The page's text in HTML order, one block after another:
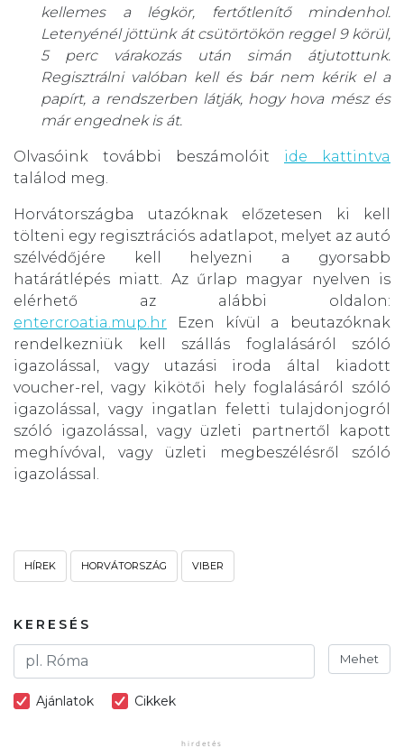
kellemes a légkör, fertőtlenítő mindenhol.
Letenyénél jöttünk át csütörtökön reggel 9 körül,
5 perc várakozás után simán átjutottunk.
Regisztrálni valóban kell és bár nem kérik el a
papírt, a rendszerben látják, hogy hova mész és
már engednek is át.
Olvasóink további beszámolóit ide kattintva
találod meg.
Horvátországba utazóknak előzetesen ki kell
tölteni egy regisztrációs adatlapot, melyet az autó
szélvédőjére kell helyezni a gyorsabb
határátlépés miatt. Az űrlap magyar nyelven is
elérhető az alábbi oldalon:
entercroatia.mup.hr Ezen kívül a beutazóknak
rendelkezniük kell szállás foglalásáról szóló
igazolással, vagy utazási iroda által kiadott
voucher-rel, vagy kikötői hely foglalásáról szóló
igazolással, vagy ingatlan feletti tulajdonjogról
szóló igazolással, vagy üzleti partnertől kapott
meghívóval, vagy üzleti megbeszélésről szóló
igazolással.
HÍREK HORVÁTORSZÁG VIBER
KERESÉS
Mehet
Ajánlatok Cikkek